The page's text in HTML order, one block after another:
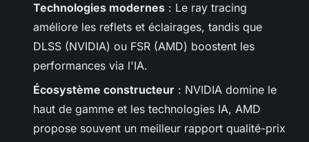
Technologies modernes : Le ray tracing
améliore les reflets et éclairages, tandis que
DLSS (NVIDIA) ou FSR (AMD) boostent les
performances via l'IA.
Écosystème constructeur : NVIDIA domine le
haut de gamme et les technologies IA, AMD
propose souvent un meilleur rapport qualité-prix